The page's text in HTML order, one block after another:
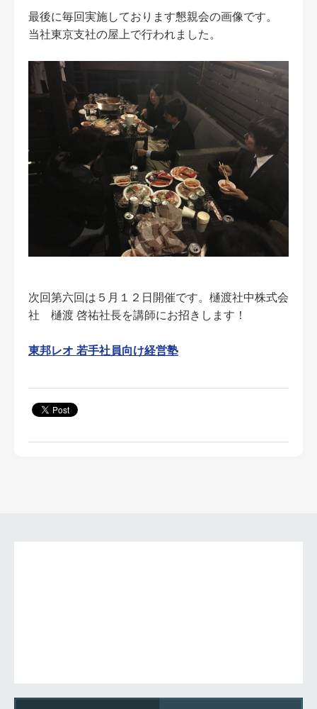
最後に毎回実施しております懇親会の画像です。
当社東京支社の屋上で行われました。
次回第六回は５月１２日開催です。樋渡社中株式会
社 樋渡 啓祐社長を講師にお招きします！
東邦レオ 若手社員向け経営塾